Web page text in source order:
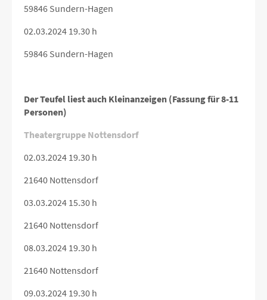
59846 Sundern-Hagen
02.03.2024 19.30 h
59846 Sundern-Hagen
Der Teufel liest auch Kleinanzeigen (Fassung für 8-11
Personen)
Theatergruppe Nottensdorf
02.03.2024 19.30 h
21640 Nottensdorf
03.03.2024 15.30 h
21640 Nottensdorf
08.03.2024 19.30 h
21640 Nottensdorf
09.03.2024 19.30 h